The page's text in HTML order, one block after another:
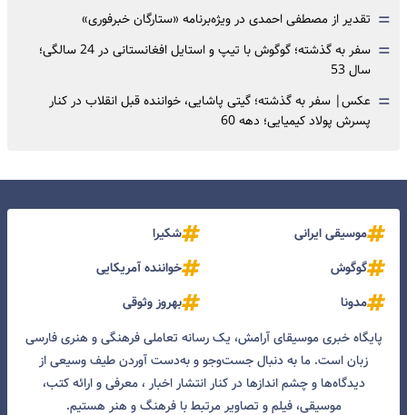
= تقدیر از مصطفی احمدی در ویژه‌برنامه «ستارگان خبرفوری»
=
سفر به گذشته؛ گوگوش با تیپ و استایل افغانستانی در 24 سالگی؛
سال 53
= عکس| سفر به گذشته؛ گیتی پاشایی، خواننده قبل انقلاب در کنار
پسرش پولاد کیمیایی؛ دهه 60
موسیقی ایرانی
شکیرا
گوگوش
خواننده آمریکایی
مدونا
بهروز وثوقی
پایگاه خبری موسیقای آرامش، یک رسانه تعاملی فرهنگی و هنری فارسی
زبان است. ما به دنبال جست‌و‌جو و به‌دست آوردن طیف وسیعی از
دیدگاه‌ها و چشم انداز‌ها در کنار انتشار اخبار ، معرفی و ارائه کتب،
موسیقی، فیلم و تصاویر مرتبط با فرهنگ و هنر هستیم.